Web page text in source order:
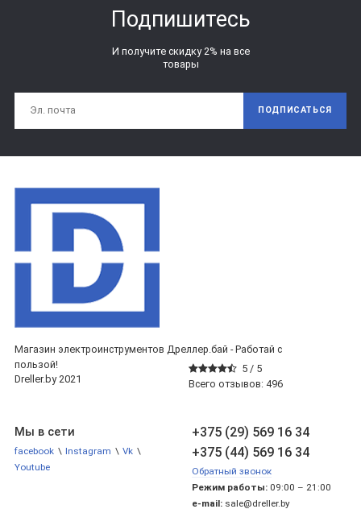
Подпишитесь
И получите скидку 2% на все
товары
ПОДПИСАТЬСЯ
Магазин электроинструментов Дреллер.бай - Работай с
пользой!
5 / 5
Всего отзывов: 496
Dreller.by 2021
+375 (29) 569 16 34
+375 (44) 569 16 34
Обратный звонок
Режим работы: 09:00 – 21:00
e-mail: sale@dreller.by
Мы в сети
facebook \ Instagram \ Vk \
Youtube